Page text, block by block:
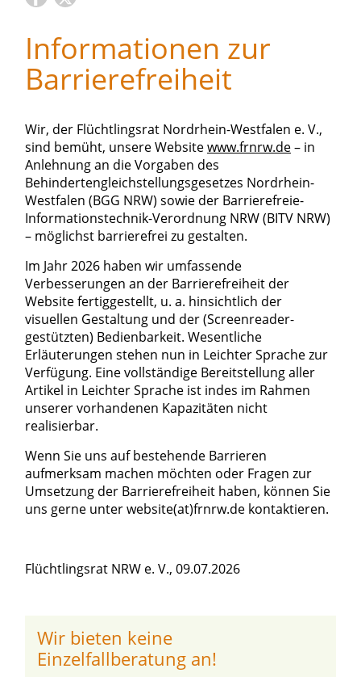
Informationen zur
Barrierefreiheit
Wir, der Flüchtlingsrat Nordrhein-Westfalen e. V.,
sind bemüht, unsere Websitewww.frnrw.de– in
Anlehnung an die Vorgaben des
Behindertengleichstellungsgesetzes Nordrhein-
Westfalen (BGG NRW) sowie der Barrierefreie-
Informationstechnik-Verordnung NRW (BITV NRW)
– möglichst barrierefrei zu gestalten.
Im Jahr 2026 haben wir umfassende
Verbesserungen an der Barrierefreiheit der
Website fertiggestellt, u. a. hinsichtlich der
visuellen Gestaltung und der (Screenreader-
gestützten) Bedienbarkeit. Wesentliche
Erläuterungen stehen nun in Leichter Sprache zur
Verfügung. Eine vollständige Bereitstellung aller
Artikel in Leichter Sprache ist indes im Rahmen
unserer vorhandenen Kapazitäten nicht
realisierbar.
Wenn Sie uns auf bestehende Barrieren
aufmerksam machen möchten oder Fragen zur
Umsetzung der Barrierefreiheit haben, können Sie
uns gerne unter website(at)frnrw.de kontaktieren.
Flüchtlingsrat NRW e. V., 09.07.2026
Wir bieten keine
Einzelfallberatung an!